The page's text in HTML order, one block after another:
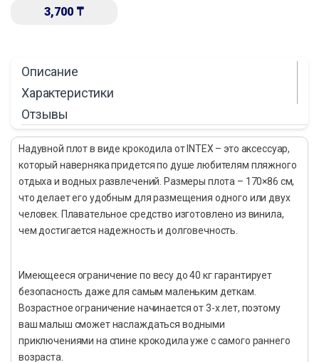
3,700 ₸
Описание
Характеристики
Отзывы
Надувной плот в виде крокодила от INTEX – это аксессуар,
который наверняка придется по душе любителям пляжного
отдыха и водных развлечений. Размеры плота – 170×86 см,
что делает его удобным для размещения одного или двух
человек. Плавательное средство изготовлено из винила,
чем достигается надежность и долговечность.
Имеющееся ограничение по весу до 40 кг гарантирует
безопасность даже для самым маленьким деткам.
Возрастное ограничение начинается от 3-х лет, поэтому
ваш малыш сможет наслаждаться водными
приключениями на спине крокодила уже с самого раннего
возраста.